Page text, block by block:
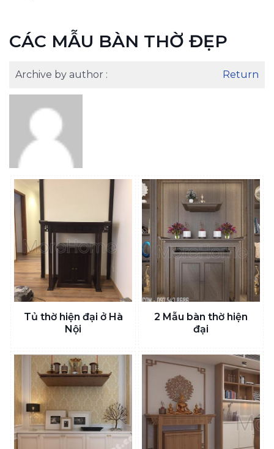
CÁC MẪU BÀN THỜ ĐẸP
Archive by author : Return
Tủ thờ hiện đại ở Hà
Nội
2 Mẫu bàn thờ hiện
đại